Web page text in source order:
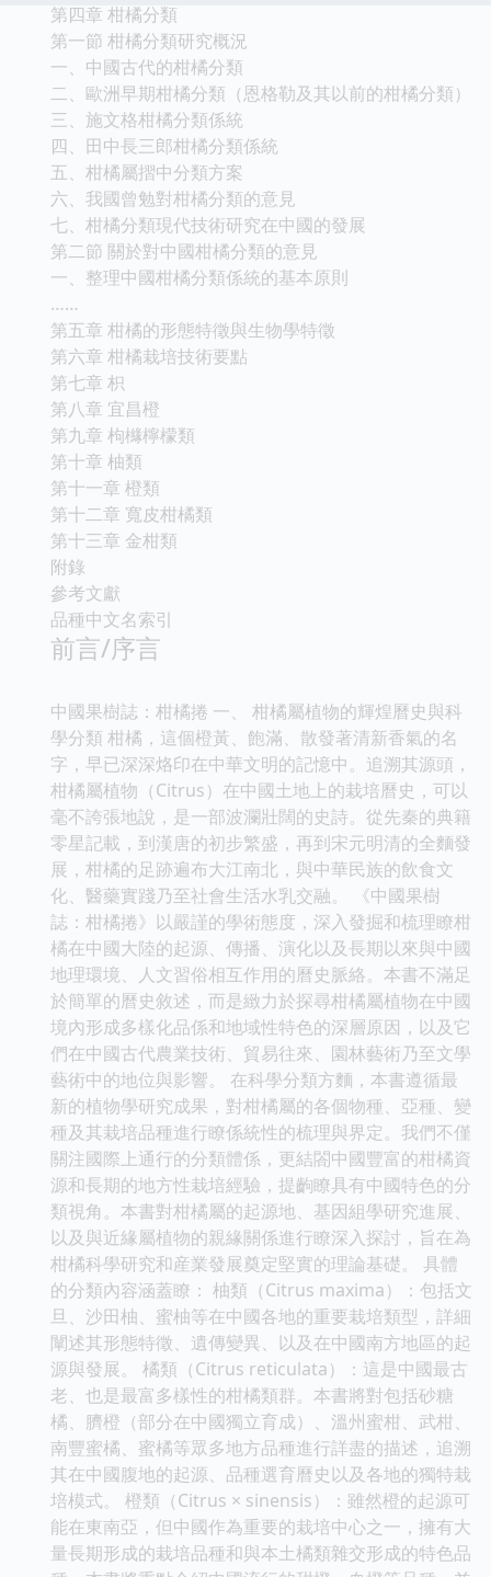
第四章 柑橘分類
第一節 柑橘分類研究概況
一、中國古代的柑橘分類
二、歐洲早期柑橘分類（恩格勒及其以前的柑橘分類）
三、施文格柑橘分類係統
四、田中長三郎柑橘分類係統
五、柑橘屬摺中分類方案
六、我國曾勉對柑橘分類的意見
七、柑橘分類現代技術研究在中國的發展
第二節 關於對中國柑橘分類的意見
一、整理中國柑橘分類係統的基本原則
……
第五章 柑橘的形態特徵與生物學特徵
第六章 柑橘栽培技術要點
第七章 枳
第八章 宜昌橙
第九章 枸櫞檸檬類
第十章 柚類
第十一章 橙類
第十二章 寬皮柑橘類
第十三章 金柑類
附錄
參考文獻
品種中文名索引
前言/序言
中國果樹誌：柑橘捲 一、 柑橘屬植物的輝煌曆史與科
學分類 柑橘，這個橙黃、飽滿、散發著清新香氣的名
字，早已深深烙印在中華文明的記憶中。追溯其源頭，
柑橘屬植物（Citrus）在中國土地上的栽培曆史，可以
毫不誇張地說，是一部波瀾壯闊的史詩。從先秦的典籍
零星記載，到漢唐的初步繁盛，再到宋元明清的全麵發
展，柑橘的足跡遍布大江南北，與中華民族的飲食文
化、醫藥實踐乃至社會生活水乳交融。 《中國果樹
誌：柑橘捲》以嚴謹的學術態度，深入發掘和梳理瞭柑
橘在中國大陸的起源、傳播、演化以及長期以來與中國
地理環境、人文習俗相互作用的曆史脈絡。本書不滿足
於簡單的曆史敘述，而是緻力於探尋柑橘屬植物在中國
境內形成多樣化品係和地域性特色的深層原因，以及它
們在中國古代農業技術、貿易往來、園林藝術乃至文學
藝術中的地位與影響。 在科學分類方麵，本書遵循最
新的植物學研究成果，對柑橘屬的各個物種、亞種、變
種及其栽培品種進行瞭係統性的梳理與界定。我們不僅
關注國際上通行的分類體係，更結閤中國豐富的柑橘資
源和長期的地方性栽培經驗，提齣瞭具有中國特色的分
類視角。本書對柑橘屬的起源地、基因組學研究進展、
以及與近緣屬植物的親緣關係進行瞭深入探討，旨在為
柑橘科學研究和産業發展奠定堅實的理論基礎。 具體
的分類內容涵蓋瞭： 柚類（Citrus maxima）：包括文
旦、沙田柚、蜜柚等在中國各地的重要栽培類型，詳細
闡述其形態特徵、遺傳變異、以及在中國南方地區的起
源與發展。 橘類（Citrus reticulata）：這是中國最古
老、也是最富多樣性的柑橘類群。本書將對包括砂糖
橘、臍橙（部分在中國獨立育成）、溫州蜜柑、武柑、
南豐蜜橘、蜜橘等眾多地方品種進行詳盡的描述，追溯
其在中國腹地的起源、品種選育曆史以及各地的獨特栽
培模式。 橙類（Citrus × sinensis）：雖然橙的起源可
能在東南亞，但中國作為重要的栽培中心之一，擁有大
量長期形成的栽培品種和與本土橘類雜交形成的特色品